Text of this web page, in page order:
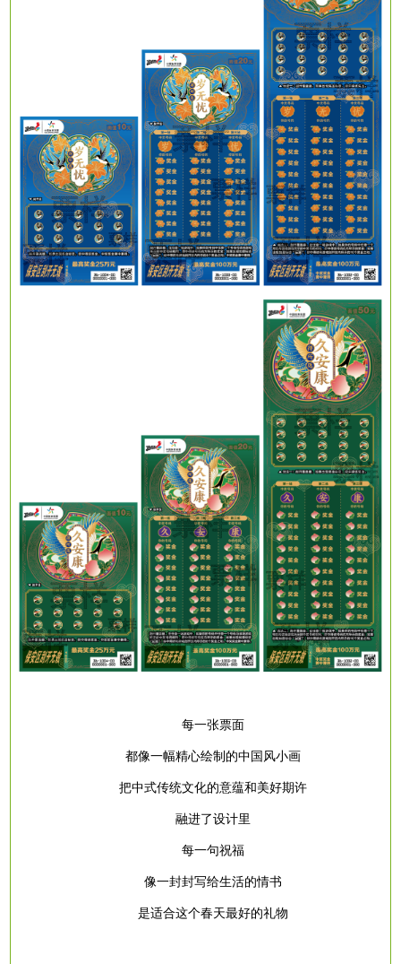
每一张票面
都像一幅精心绘制的中国风小画
把中式传统文化的意蕴和美好期许
融进了设计里
每一句祝福
像一封封写给生活的情书
是适合这个春天最好的礼物